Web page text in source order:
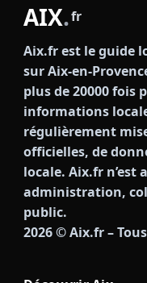
AIX.fr
Aix.fr est le guide
sur Aix-en-
plus de 20000 fois
informations
régulièrement
officielles, de
locale. Aix.fr n’est
administration,
public.
2026© Aix.fr –